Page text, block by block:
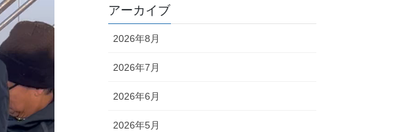
アーカイブ
2026年8月
2026年7月
2026年6月
2026年5月